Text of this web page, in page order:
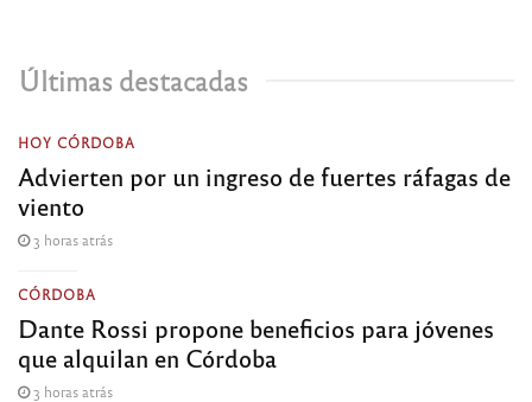
Últimas destacadas
HOY CÓRDOBA
Advierten por un ingreso de fuertes ráfagas de
viento
3 horas atrás
CÓRDOBA
Dante Rossi propone beneficios para jóvenes
que alquilan en Córdoba
3 horas atrás